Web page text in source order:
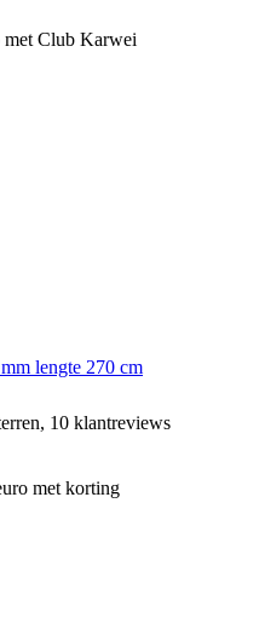
met Club Karwei
lengte 270 cm
10 klantreviews
met korting